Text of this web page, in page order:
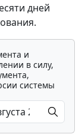
дней
и
в силу,
системы